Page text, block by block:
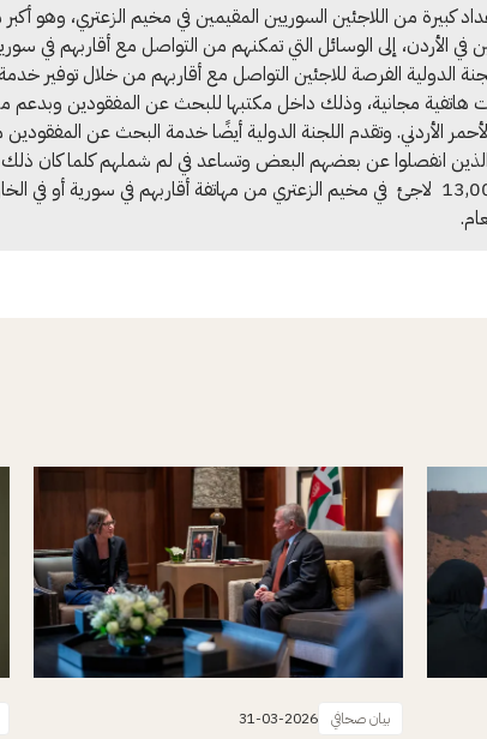
كبيرة من اللاجئين السوريين المقيمين في مخيم الزعتري، وهو
في الأردن، إلى الوسائل التي تمكنهم من التواصل مع أقاربهم في
الدولية الفرصة للاجئين التواصل مع أقاربهم من خلال توفير
هاتفية مجانية، وذلك داخل مكتبها للبحث عن المفقودين
الأردني. وتقدم اللجنة الدولية أيضًا خدمة البحث عن
الذين انفصلوا عن بعضهم البعض وتساعد في لم شملهم كلما كان
نحو 13,000 لاجئ في مخيم الزعتري من مهاتفة أقاربهم في سورية أو في
بيان صحافي 31-03-2026